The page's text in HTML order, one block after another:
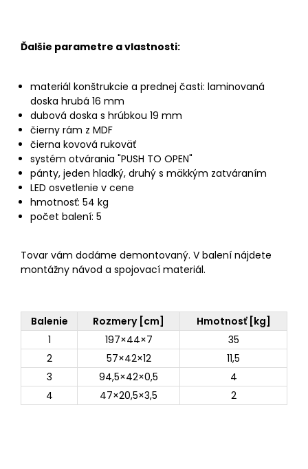
Ďalšie parametre a vlastnosti:
materiál konštrukcie a prednej časti: laminovaná
doska hrubá 16 mm
dubová doska s hrúbkou 19 mm
čierny rám z MDF
čierna kovová rukoväť
systém otvárania "PUSH TO OPEN"
pánty, jeden hladký, druhý s mäkkým zatváraním
LED osvetlenie v cene
hmotnosť: 54 kg
počet balení: 5
Tovar vám dodáme demontovaný. V balení nájdete
montážny návod a spojovací materiál.
Balenie Rozmery [cm]
Hmotnosť [kg]
1
197×44×7
35
2
57×42×12
11,5
3
94,5×42×0,5
4
4
47×20,5×3,5 2